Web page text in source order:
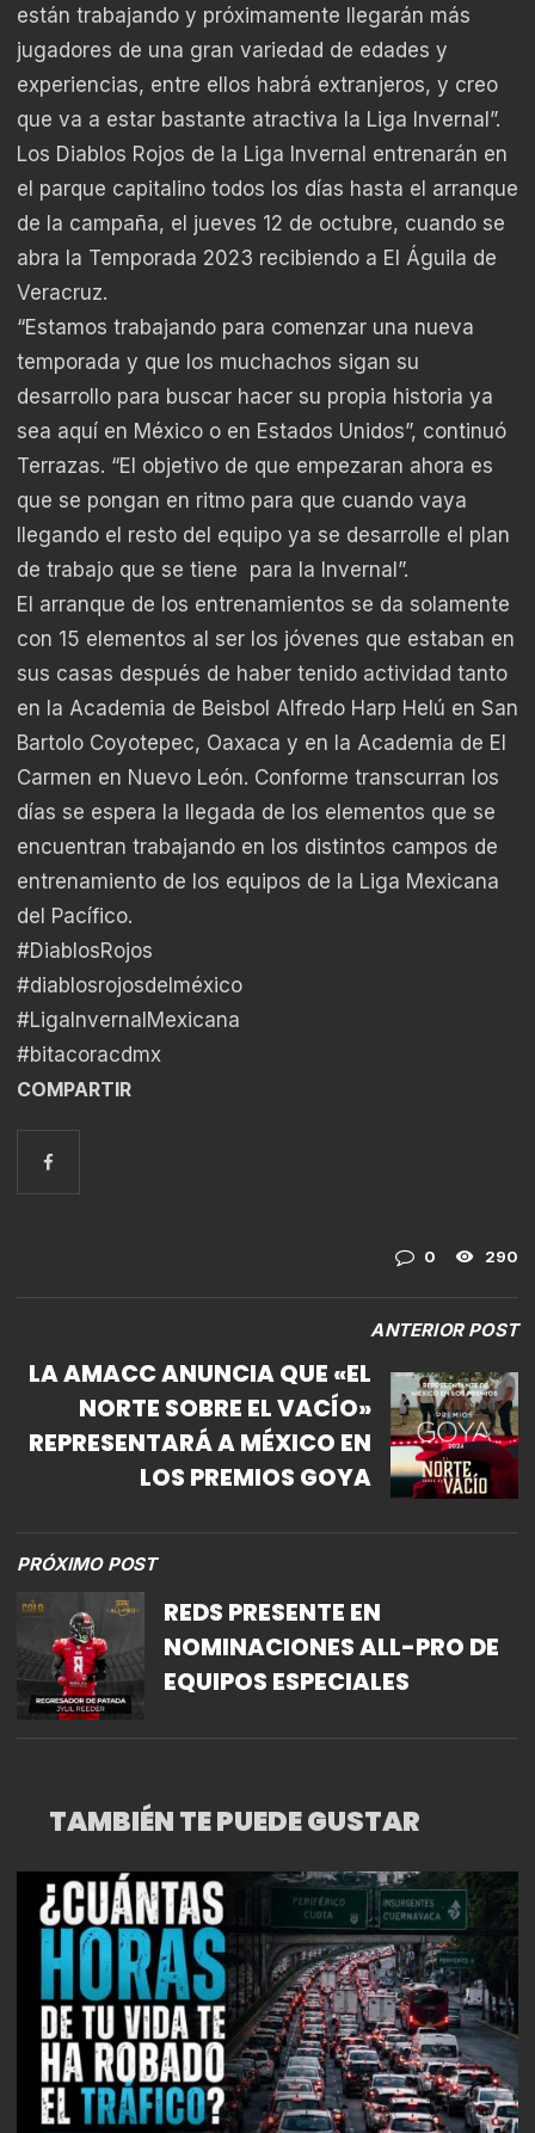
están trabajando y próximamente llegarán más
jugadores de una gran variedad de edades y
experiencias, entre ellos habrá extranjeros, y creo
que va a estar bastante atractiva la Liga Invernal”.
Los Diablos Rojos de la Liga Invernal entrenarán en
el parque capitalino todos los días hasta el arranque
de la campaña, el jueves 12 de octubre, cuando se
abra la Temporada 2023 recibiendo a El Águila de
Veracruz.
“Estamos trabajando para comenzar una nueva
temporada y que los muchachos sigan su
desarrollo para buscar hacer su propia historia ya
sea aquí en México o en Estados Unidos”, continuó
Terrazas. “El objetivo de que empezaran ahora es
que se pongan en ritmo para que cuando vaya
llegando el resto del equipo ya se desarrolle el plan
de trabajo que se tiene para la Invernal”.
El arranque de los entrenamientos se da solamente
con 15 elementos al ser los jóvenes que estaban en
sus casas después de haber tenido actividad tanto
en la Academia de Beisbol Alfredo Harp Helú en San
Bartolo Coyotepec, Oaxaca y en la Academia de El
Carmen en Nuevo León. Conforme transcurran los
días se espera la llegada de los elementos que se
encuentran trabajando en los distintos campos de
entrenamiento de los equipos de la Liga Mexicana
del Pacífico.
#DiablosRojos
#diablosrojosdelméxico
#LigaInvernalMexicana
#bitacoracdmx
COMPARTIR
0 290
ANTERIOR POST
LA AMACC ANUNCIA QUE «EL
NORTE SOBRE EL VACÍO»
REPRESENTARÁ A MÉXICO EN
LOS PREMIOS GOYA
PRÓXIMO POST
REDS PRESENTE EN
NOMINACIONES ALL-PRO DE
EQUIPOS ESPECIALES
TAMBIÉN TE PUEDE GUSTAR